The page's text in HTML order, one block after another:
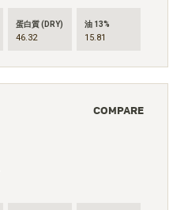
蛋白質 (DRY)
46.32
油 13%
15.81
COMPARE